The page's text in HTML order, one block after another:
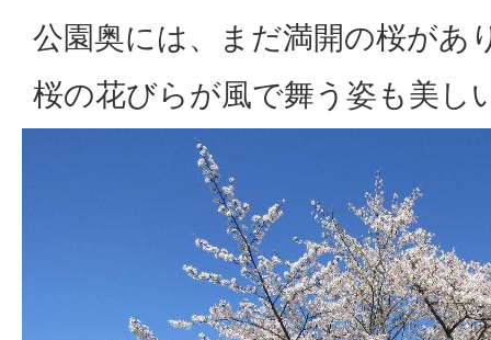
公園奥には、まだ満開の桜があ
桜の花びらが風で舞う姿も美し